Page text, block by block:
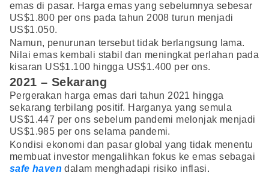
emas di pasar. Harga emas yang sebelumnya sebesar
US$1.800 per ons pada tahun 2008 turun menjadi
US$1.050.
Namun, penurunan tersebut tidak berlangsung lama.
Nilai emas kembali stabil dan meningkat perlahan pada
kisaran US$1.100 hingga US$1.400 per ons.
2021 – Sekarang
Pergerakan harga emas dari tahun 2021 hingga
sekarang terbilang positif. Harganya yang semula
US$1.447 per ons sebelum pandemi melonjak menjadi
US$1.985 per ons selama pandemi.
Kondisi ekonomi dan pasar global yang tidak menentu
membuat investor mengalihkan fokus ke emas sebagai
safe haven dalam menghadapi risiko inflasi.